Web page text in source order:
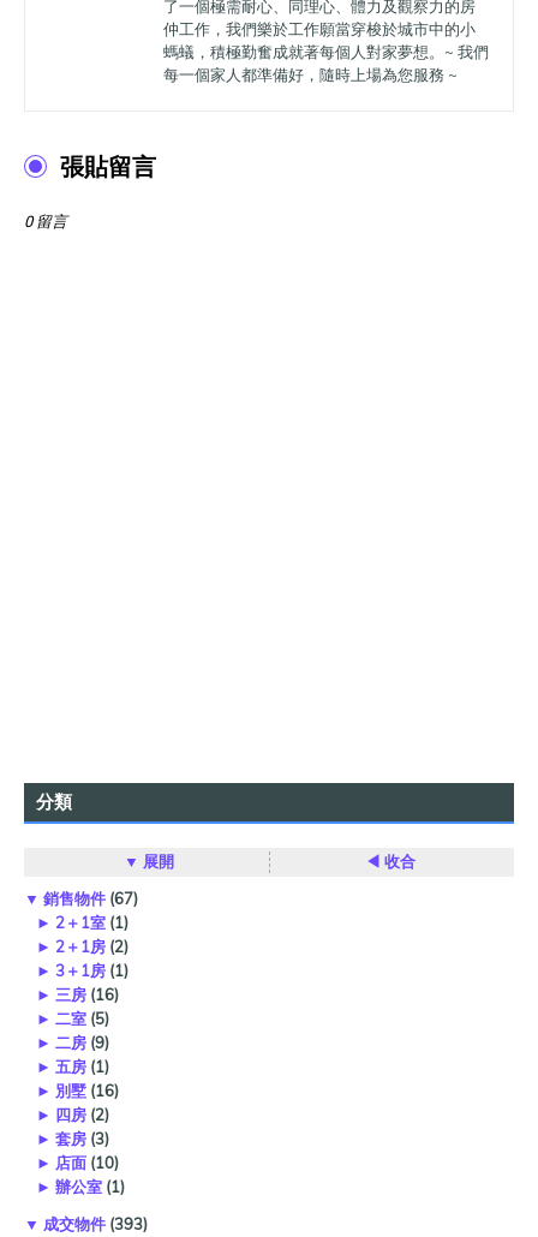
了一個極需耐心、同理心、體力及觀察力的房
仲工作，我們樂於工作願當穿梭於城市中的小
螞蟻，積極勤奮成就著每個人對家夢想。~ 我們
每一個家人都準備好，隨時上場為您服務 ~
張貼留言
0 留言
分類
▼ 展開
◀ 收合
▼ 銷售物件 (67)
► 2＋1室 (1)
► 2＋1房 (2)
► 3＋1房 (1)
► 三房 (16)
► 二室 (5)
► 二房 (9)
► 五房 (1)
► 別墅 (16)
► 四房 (2)
► 套房 (3)
► 店面 (10)
► 辦公室 (1)
▼ 成交物件 (393)